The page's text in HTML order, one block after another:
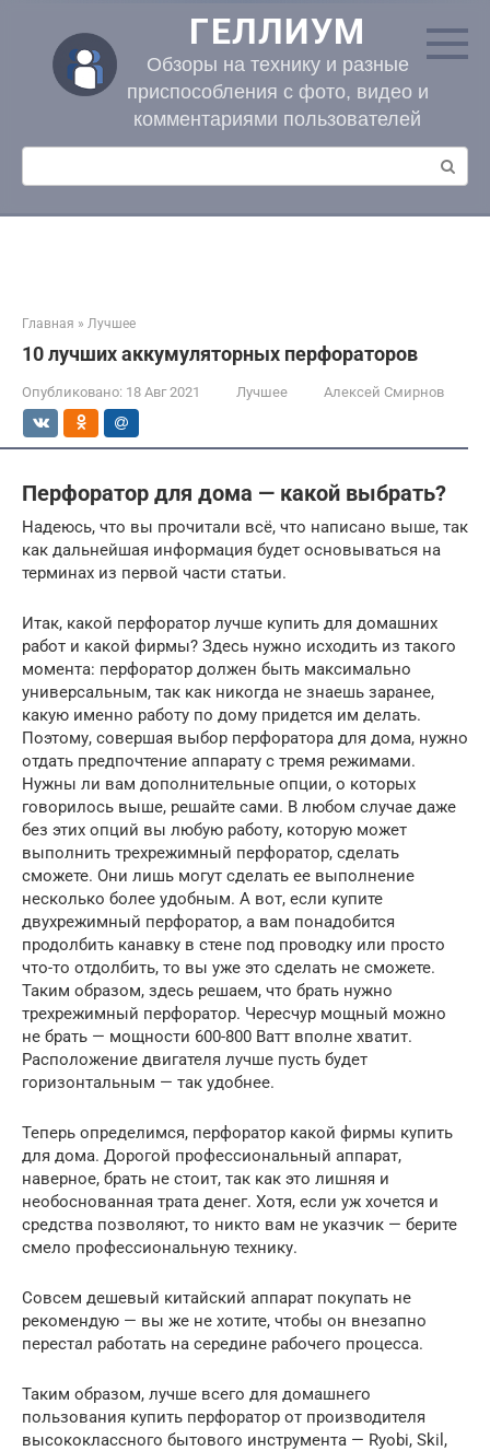
контенту
ГЕЛЛИУМ
Обзоры на технику и разные
приспособления с фото, видео и
комментариями пользователей
Поиск:
Главная » Лучшее
10 лучших аккумуляторных перфораторов
Опубликовано: 18 Авг 2021 Лучшее Алексей Смирнов
Перфоратор для дома — какой выбрать?
Надеюсь, что вы прочитали всё, что написано выше, так
как дальнейшая информация будет основываться на
терминах из первой части статьи.
Итак, какой перфоратор лучше купить для домашних
работ и какой фирмы? Здесь нужно исходить из такого
момента: перфоратор должен быть максимально
универсальным, так как никогда не знаешь заранее,
какую именно работу по дому придется им делать.
Поэтому, совершая выбор перфоратора для дома, нужно
отдать предпочтение аппарату с тремя режимами.
Нужны ли вам дополнительные опции, о которых
говорилось выше, решайте сами. В любом случае даже
без этих опций вы любую работу, которую может
выполнить трехрежимный перфоратор, сделать
сможете. Они лишь могут сделать ее выполнение
несколько более удобным. А вот, если купите
двухрежимный перфоратор, а вам понадобится
продолбить канавку в стене под проводку или просто
что-то отдолбить, то вы уже это сделать не сможете.
Таким образом, здесь решаем, что брать нужно
трехрежимный перфоратор. Чересчур мощный можно
не брать — мощности 600-800 Ватт вполне хватит.
Расположение двигателя лучше пусть будет
горизонтальным — так удобнее.
Теперь определимся, перфоратор какой фирмы купить
для дома. Дорогой профессиональный аппарат,
наверное, брать не стоит, так как это лишняя и
необоснованная трата денег. Хотя, если уж хочется и
средства позволяют, то никто вам не указчик — берите
смело профессиональную технику.
Совсем дешевый китайский аппарат покупать не
рекомендую — вы же не хотите, чтобы он внезапно
перестал работать на середине рабочего процесса.
Таким образом, лучше всего для домашнего
пользования купить перфоратор от производителя
высококлассного бытового инструмента — Ryobi, Skil,